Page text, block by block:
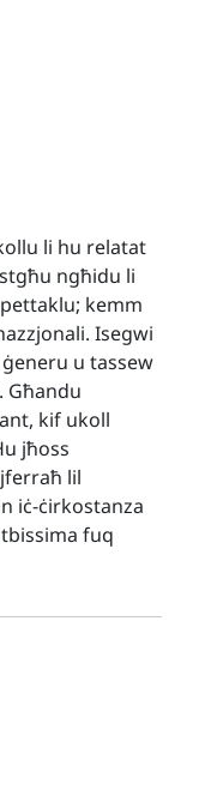
li hu relatat
ngħidu li
kemm
Isegwi
u tassew
Għandu
kif ukoll
jħoss
lil
iċ-ċirkostanza
fuq